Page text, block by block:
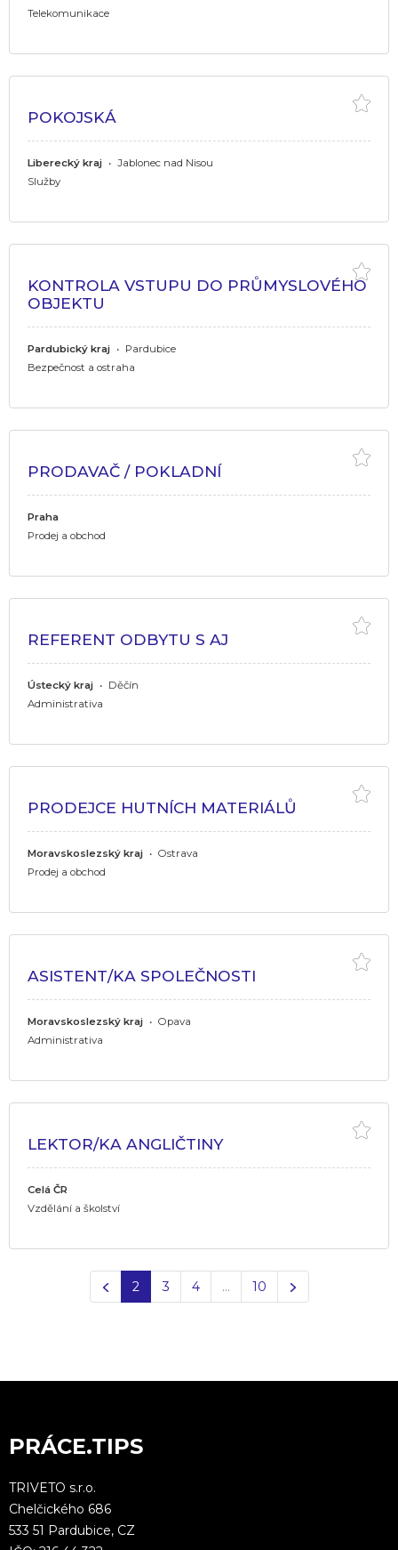
Telekomunikace
POKOJSKÁ
Liberecký kraj • Jablonec nad Nisou
Služby
KONTROLA VSTUPU DO PRŮMYSLOVÉHO
OBJEKTU
Pardubický kraj • Pardubice
Bezpečnost a ostraha
PRODAVAČ / POKLADNÍ
Praha
Prodej a obchod
REFERENT ODBYTU S AJ
Ústecký kraj • Děčín
Administrativa
PRODEJCE HUTNÍCH MATERIÁLŮ
Moravskoslezský kraj • Ostrava
Prodej a obchod
ASISTENT/KA SPOLEČNOSTI
Moravskoslezský kraj • Opava
Administrativa
LEKTOR/KA ANGLIČTINY
Celá ČR
Vzdělání a školství
Předchozí
2 3 4 … 10
PRÁCE.TIPS
TRIVETO s.r.o.
Chelčického 686
533 51 Pardubice, CZ